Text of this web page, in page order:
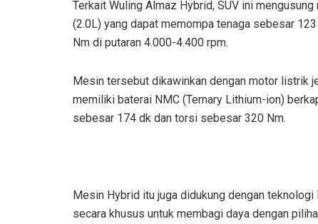
Terkait Wuling Almaz Hybrid, SUV ini
(2.0L) yang dapat memompa tenaga sebesar
Nm di putaran 4.000-4.400 rpm.
Mesin tersebut dikawinkan dengan motor listrik
memiliki baterai NMC (Ternary Lithium-ion)
sebesar 174 dk dan torsi sebesar 320 Nm.
Mesin Hybrid itu juga didukung dengan
secara khusus untuk membagi daya dengan